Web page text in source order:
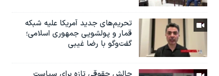
تحریم‌های جدید آمریکا علیه شبکه
قمار و پولشویی جمهوری اسلامی؛
گفت‌وگو با رضا غیبی